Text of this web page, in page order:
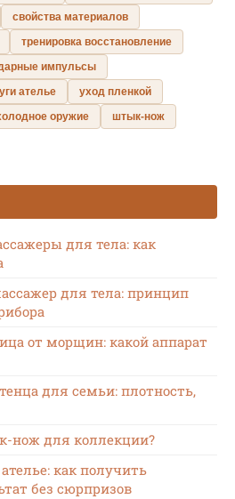
свойства материалов
тренировка восстановление
импульсы
ателье
уход пленкой
оружие
штык-нож
для тела: как
для тела: принцип
от морщин: какой аппарат
для семьи: плотность,
нож для коллекции?
как получить
без сюрпризов